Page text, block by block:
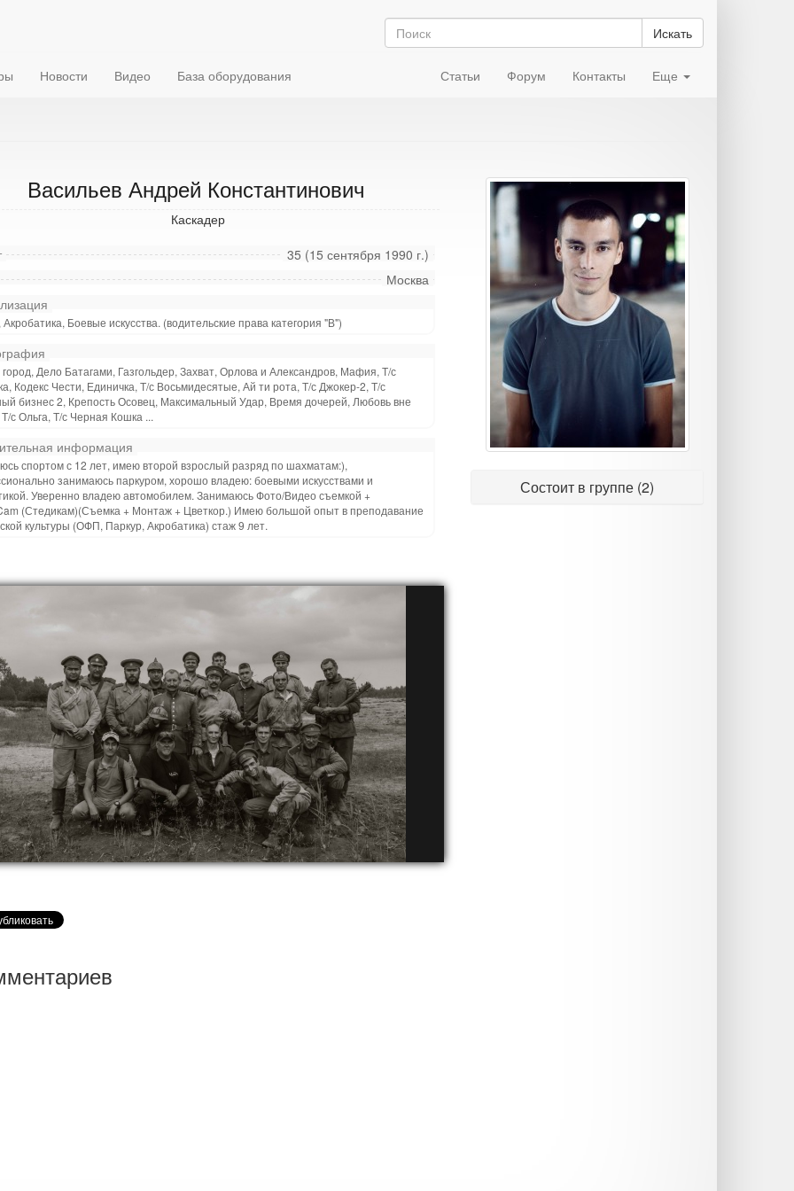
Искать
Новости Видео База оборудования Статьи Форум Контакты Еще
Васильев Андрей Константинович
Каскадер
35 (15 сентября 1990 г.)
Москва
Боевые искусства. (водительские права категория "В")
Дело Батагами, Газгольдер, Захват, Орлова и Александров, Мафия, Т/с
Кодекс Чести, Единичка, Т/с Восьмидесятые, Ай ти рота, Т/с Джокер-2, Т/с
бизнес 2, Крепость Осовец, Максимальный Удар, Время дочерей, Любовь вне
с Ольга, Т/с Черная Кошка ...
информация
спортом с 12 лет, имею второй взрослый разряд по шахматам:),
занимаюсь паркуром, хорошо владею: боевыми искусствами и
Уверенно владею автомобилем. Занимаюсь Фото/Видео съемкой +
(Стедикам)(Съемка + Монтаж + Цветкор.) Имею большой опыт в преподавание
культуры (ОФП, Паркур, Акробатика) стаж 9 лет.
Состоит в группе (2)